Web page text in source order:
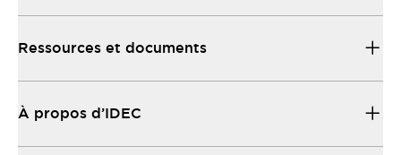
Ressources et documents
À propos d’IDEC